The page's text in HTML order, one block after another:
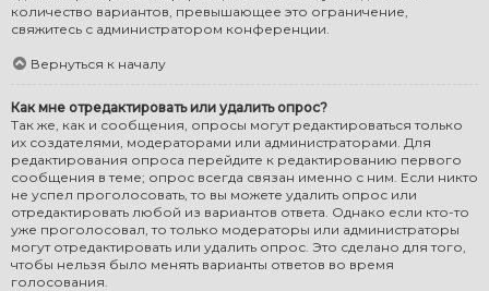
количество вариантов, превышающее это ограничение,
свяжитесь с администратором конференции.
Вернуться к началу
Как мне отредактировать или удалить опрос?
Так же, как и сообщения, опросы могут редактироваться только
их создателями, модераторами или администраторами. Для
редактирования опроса перейдите к редактированию первого
сообщения в теме; опрос всегда связан именно с ним. Если никто
не успел проголосовать, то вы можете удалить опрос или
отредактировать любой из вариантов ответа. Однако если кто-то
уже проголосовал, то только модераторы или администраторы
могут отредактировать или удалить опрос. Это сделано для того,
чтобы нельзя было менять варианты ответов во время
голосования.